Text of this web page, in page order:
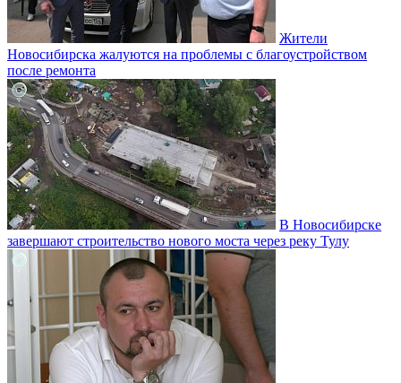
Жители
Новосибирска жалуются на проблемы с благоустройством
после ремонта
В Новосибирске
завершают строительство нового моста через реку Тулу